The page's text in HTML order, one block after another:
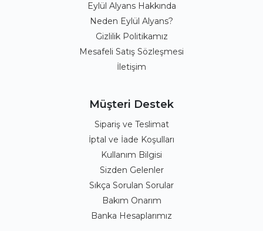
Eylül Alyans Hakkında
Neden Eylül Alyans?
Gizlilik Politikamız
Mesafeli Satış Sözleşmesi
İletişim
Müşteri Destek
Sipariş ve Teslimat
İptal ve İade Koşulları
Kullanım Bilgisi
Sizden Gelenler
Sıkça Sorulan Sorular
Bakım Onarım
Banka Hesaplarımız